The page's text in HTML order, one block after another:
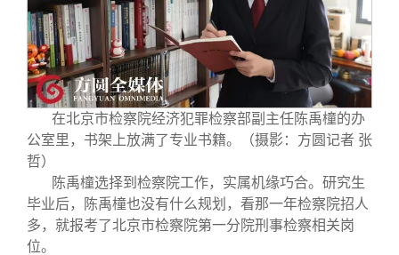
在北京市检察院经济犯罪检察部副主任陈禹橦的办
公室里，书架上放满了专业书籍。（摄影：方圆记者 张
哲）
陈禹橦选择到检察院工作，实属机缘巧合。研究生
毕业后，陈禹橦也没有什么规划，看那一年检察院招人
多，就报考了北京市检察院第一分院刑事检察相关岗
位。